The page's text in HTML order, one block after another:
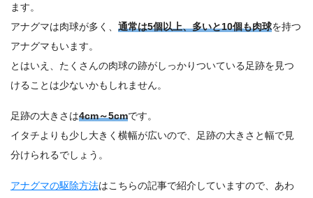
ます。
アナグマは肉球が多く、 通常は5個以上、多いと10個も肉球を持つ
アナグマもいます。
とはいえ、たくさんの肉球の跡がしっかりついている足跡を見つ
けることは少ないかもしれません。
足跡の大きさは4cm～5cmです。
イタチよりも少し大きく横幅が広いので、足跡の大きさと幅で見
分けられるでしょう。
アナグマの駆除方法はこちらの記事で紹介していますので、あわ